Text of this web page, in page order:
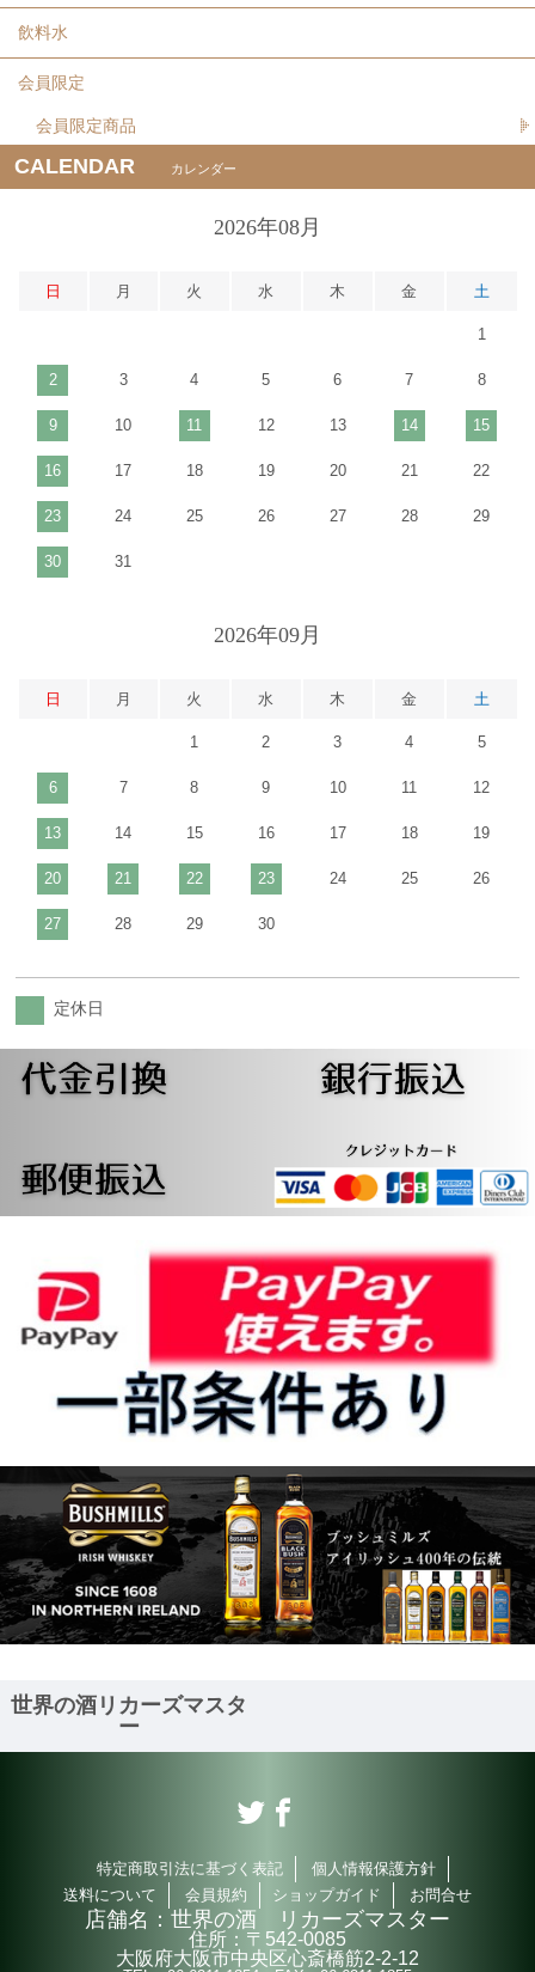
飲料水
会員限定
会員限定商品
CALENDAR カレンダー
2026年08月
日 月 火 水 木 金 土
1
2 3 4 5 6 7 8
9 10 11 12 13 14 15
16 17 18 19 20 21 22
23 24 25 26 27 28 29
30 31
2026年09月
日 月 火 水 木 金 土
1 2 3 4 5
6 7 8 9 10 11 12
13 14 15 16 17 18 19
20 21 22 23 24 25 26
27 28 29 30
定休日
世界の酒リカーズマスタ
ー
特定商取引法に基づく表記
個人情報保護方針
送料について
会員規約 ショップガイド お問合せ
店舗名： 世界の酒 リカーズマスター
住所： 〒542-0085
大阪府大阪市中央区心斎橋筋2-2-12